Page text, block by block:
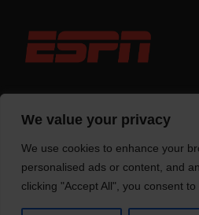
We value your privacy
We use cookies to enhance your
personalised ads or content, and
clicking "Accept All", you consent to
Trotse bouwer